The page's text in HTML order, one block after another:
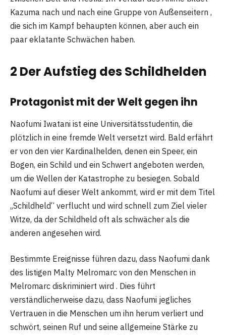
Kazuma nach und nach eine Gruppe von Außenseitern ,
die sich im Kampf behaupten können, aber auch ein
paar eklatante Schwächen haben.
2 Der Aufstieg des Schildhelden
Protagonist mit der Welt gegen ihn
Naofumi Iwatani ist eine Universitätsstudentin, die
plötzlich in eine fremde Welt versetzt wird. Bald erfährt
er von den vier Kardinalhelden, denen ein Speer, ein
Bogen, ein Schild und ein Schwert angeboten werden,
um die Wellen der Katastrophe zu besiegen. Sobald
Naofumi auf dieser Welt ankommt, wird er mit dem Titel
„Schildheld“ verflucht und wird schnell zum Ziel vieler
Witze, da der Schildheld oft als schwächer als die
anderen angesehen wird.
Bestimmte Ereignisse führen dazu, dass Naofumi dank
des listigen Malty Melromarc von den Menschen in
Melromarc diskriminiert wird . Dies führt
verständlicherweise dazu, dass Naofumi jegliches
Vertrauen in die Menschen um ihn herum verliert und
schwört, seinen Ruf und seine allgemeine Stärke zu